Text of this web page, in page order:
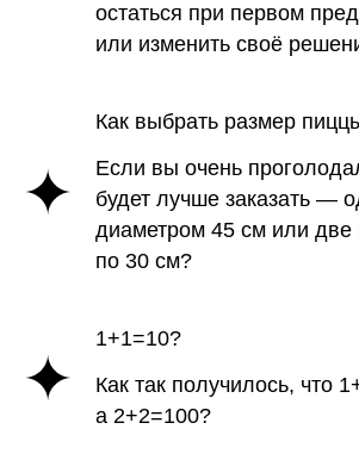
остаться при первом
или изменить своё
Как выбрать размер
Если вы очень
будет лучше заказать —
диаметром 45 см или две
по 30 см?
1+1=10?
Как так получилось, что
а 2+2=100?